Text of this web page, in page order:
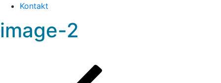
Kontakt
image-2
Innleggsnavigasjon